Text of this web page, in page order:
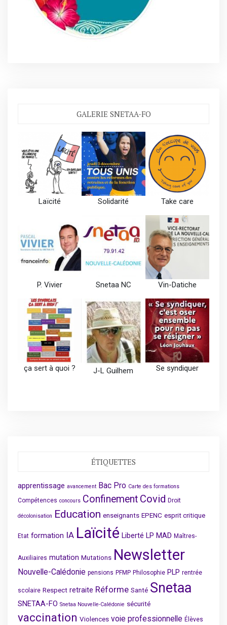
GALERIE SNETAA-FO
Laïcité Solidarité Take care
P. Vivier Snetaa NC Vin-Datiche
ça sert à quoi ? J-L Guilhem Se syndiquer
ÉTIQUETTES
apprentissage avancement Bac Pro Carte des formations
Compétences concours Confinement Covid Droit
décolonisation Education enseignants EPENC esprit critique
Etat formation IA Laïcité Liberté LP MAD Maîtres-
Auxiliaires mutation Mutations Newsletter
Nouvelle-Calédonie pensions PFMP Philosophie PLP rentrée
scolaire Respect retraite Réforme Santé Snetaa
SNETAA-FO Snetaa Nouvelle-Calédonie sécurité
vaccination Violences voie professionnelle Élèves